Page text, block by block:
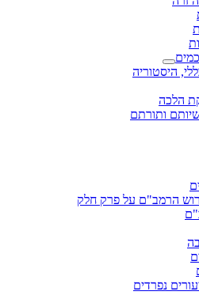
היסטוריה
הלכה
ותורתם
הרמב"ם על פרק חלק
נפרדים